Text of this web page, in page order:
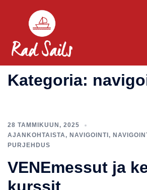
Kategoria:
28 TAMMIKUUN, 2025
AJANKOHTAISTA, NAVIGOINTI ,
PURJEHDUS
VENEmessut ja